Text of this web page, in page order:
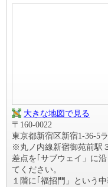
大きな地図で見る
〒160-0022
東京都新宿区新宿1-36-5
※丸ノ内線新宿御苑前駅
差点を｢サブウェイ」に
てください。
１階に｢福招門」という